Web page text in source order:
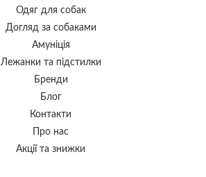
Одяг для собак
Догляд за собаками
Амуніція
Лежанки та підстилки
Бренди
Блог
Контакти
Про нас
Акції та знижки